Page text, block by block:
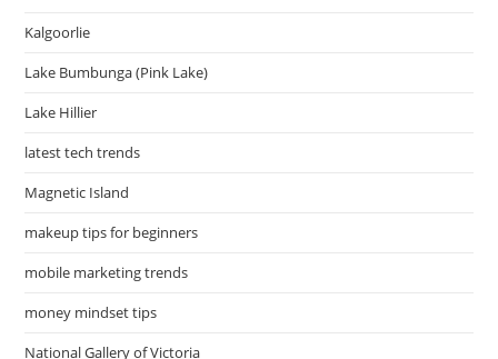
Kalgoorlie
Lake Bumbunga (Pink Lake)
Lake Hillier
latest tech trends
Magnetic Island
makeup tips for beginners
mobile marketing trends
money mindset tips
National Gallery of Victoria